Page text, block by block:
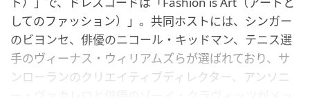
してのファッション）」。共同ホストには、シンガー
のビヨンセ、俳優のニコール・キッドマン、テニス選
手のヴィーナス・ウィリアムズらが選ばれており、サ
ンローランのクリエイティブディレクター、アンソニ